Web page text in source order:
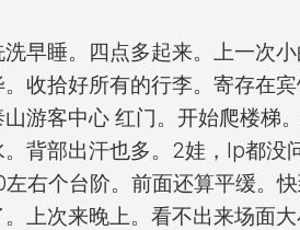
早睡。四点多起来。上一次小
收拾好所有的行李。寄存在宾
游客中心 红门。开始爬楼梯
背部出汗也多。2娃，lp都没
右个台阶。前面还算平缓。
上次来晚上。看不出来场面